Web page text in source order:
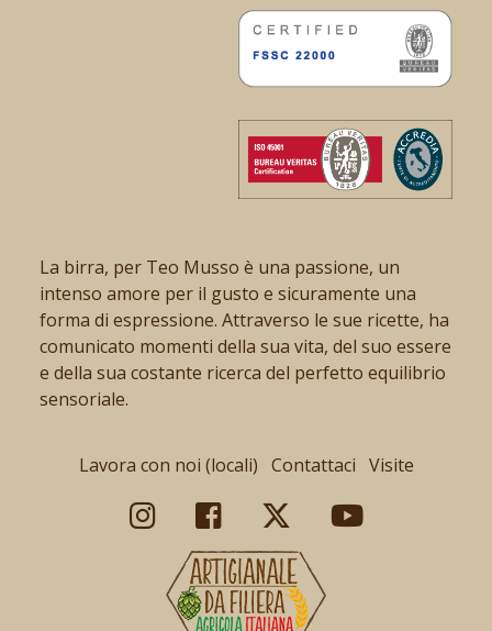
La birra, per Teo Musso è una passione, un
intenso amore per il gusto e sicuramente una
forma di espressione. Attraverso le sue ricette, ha
comunicato momenti della sua vita, del suo essere
e della sua costante ricerca del perfetto equilibrio
sensoriale.
Lavora con noi (locali) Contattaci Visite